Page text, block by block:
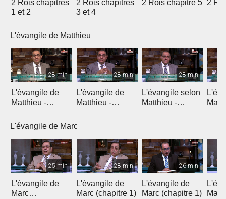
2 Rois chapitres
1 et 2
2 Rois chapitres
3 et 4
2 Rois chapitre 5 2
L'évangile de Matthieu
28 min
L'évangile de
Matthieu -
28 min
L'évangile de
Matthieu -
28 min
L'évangile selon
Matthieu -
L'évangile de Marc
25 min
L'évangile de
Marc
28 min
L'évangile de
Marc (chapitre 1)
26 min
L'évangile de
Marc (chapitre 1)